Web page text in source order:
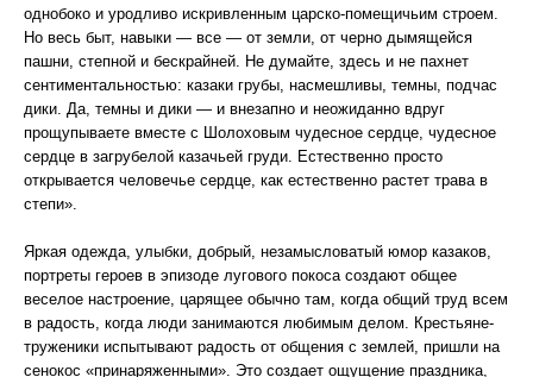
однобоко и уродливо искривленным царско-помещичьим строем.
Но весь быт, навыки — все — от земли, от черно дымящейся
пашни, степной и бескрайней. Не думайте, здесь и не пахнет
сентиментальностью: казаки грубы, насмешливы, темны, подчас
дики. Да, темны и дики — и внезапно и неожиданно вдруг
прощупываете вместе с Шолоховым чудесное сердце, чудесное
сердце в загрубелой казачьей груди. Естественно просто
открывается человечье сердце, как естественно растет трава в
степи».
Яркая одежда, улыбки, добрый, незамысловатый юмор казаков,
портреты героев в эпизоде лугового покоса создают общее
веселое настроение, царящее обычно там, когда общий труд всем
в радость, когда люди занимаются любимым делом. Крестьяне-
труженики испытывают радость от общения с землей, пришли на
сенокос «принаряженными». Это создает ощущение праздника,